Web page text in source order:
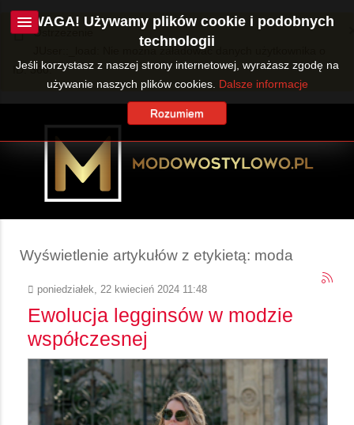
Ostrzeżenie
JUser::_load: Nie można załadować danych użytkownika o
ID: 360.
Wyświetlenie artykułów z etykietą: moda
poniedziałek, 22 kwiecień 2024 11:48
Ewolucja legginsów w modzie
współczesnej
UWAGA! Używamy plików cookie i podobnych
technologii
Jeśli korzystasz z naszej strony internetowej, wyrażasz zgodę na
używanie naszych plików cookies. Dalsze informacje
Rozumiem